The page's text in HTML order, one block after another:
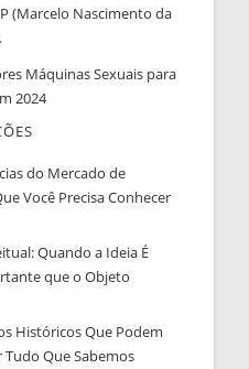
(Marcelo Nascimento da
Máquinas Sexuais para
2024
do Mercado de
Você Precisa Conhecer
Quando a Ideia É
que o Objeto
Históricos Que Podem
Tudo Que Sabemos